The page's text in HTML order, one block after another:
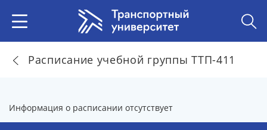
Расписание учебной группы ТТП-411
Информация о расписании отсутствует